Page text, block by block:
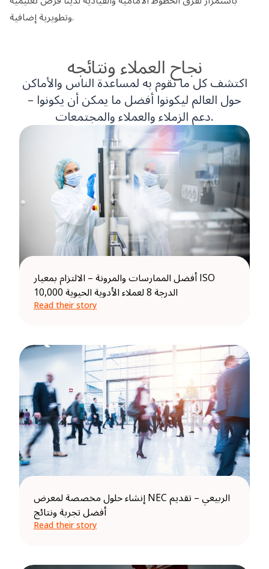
وتطويرية إضافية.
نجاح العملاء ونتائجه
اكتشف كل ما نقوم به لمساعدة الناس والأماكن
حول العالم ليكونوا أفضل ما يمكن أن يكونوا –
دعم الزملاء والعملاء والمجتمعات.
أفضل الممارسات والمرونة – الالتزام بمعيار ISO
10,000 الدرجة 8 لعملاء الأدوية الحيوية
Read their story
إنشاء حلول مخصصة لمعرض NEC الربيعي – تقديم
أفضل تجربة ونتائج
Read their story